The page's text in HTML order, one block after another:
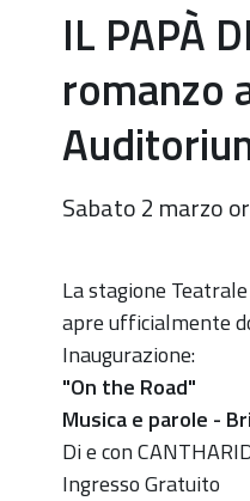
IL PAPÀ
romanzo
Sabato 2 marzo
https://
papa-
di-
dio-
liberamente-
ispirato-
allomonimo-
La stagione
apre ufficialmente
Inaugurazione:
"On the Road"
Musica e parole -
Di e con
Ingresso Gratuito